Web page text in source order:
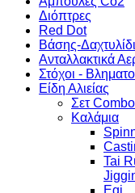
Διόπτρες
Red Dot
Βάσης-
Ανταλλακτικά
Στόχοι -
Είδη Αλιείας
Σετ
Καλάμια
Tai
Egi